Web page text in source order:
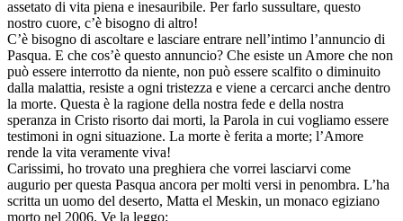
assetato di vita piena e inesauribile. Per farlo sussultare, questo
nostro cuore, c’è bisogno di altro!
C’è bisogno di ascoltare e lasciare entrare nell’intimo l’annuncio di
Pasqua. E che cos’è questo annuncio? Che esiste un Amore che non
può essere interrotto da niente, non può essere scalfito o diminuito
dalla malattia, resiste a ogni tristezza e viene a cercarci anche dentro
la morte. Questa è la ragione della nostra fede e della nostra
speranza in Cristo risorto dai morti, la Parola in cui vogliamo essere
testimoni in ogni situazione. La morte è ferita a morte; l’Amore
rende la vita veramente viva!
Carissimi, ho trovato una preghiera che vorrei lasciarvi come
augurio per questa Pasqua ancora per molti versi in penombra. L’ha
scritta un uomo del deserto, Matta el Meskin, un monaco egiziano
morto nel 2006. Ve la leggo: